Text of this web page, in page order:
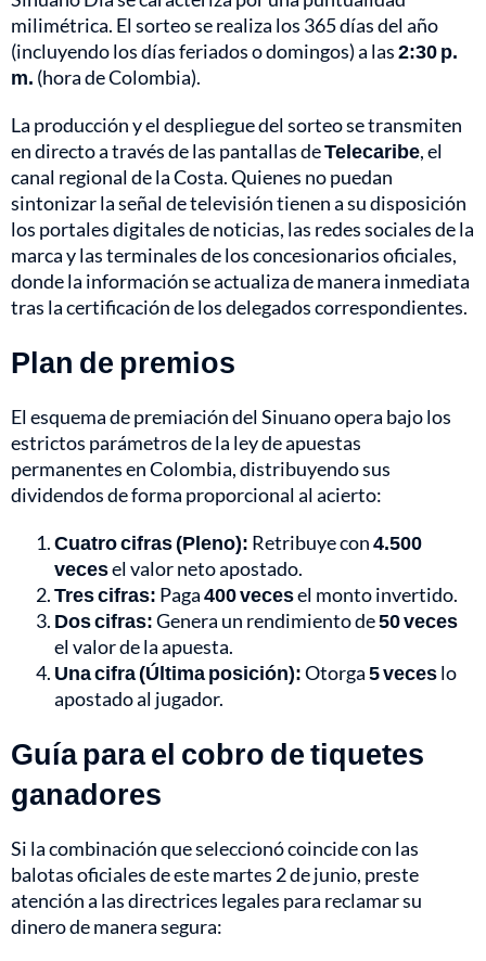
milimétrica. El sorteo se realiza los 365 días del año
(incluyendo los días feriados o domingos) a las2:30 p.
m. (hora de Colombia).
La producción y el despliegue del sorteo se transmiten
en directo a través de las pantallas deTelecaribe, el
canal regional de la Costa. Quienes no puedan
sintonizar la señal de televisión tienen a su disposición
los portales digitales de noticias, las redes sociales de la
marca y las terminales de los concesionarios oficiales,
donde la información se actualiza de manera inmediata
tras la certificación de los delegados correspondientes.
Plan de premios
El esquema de premiación del Sinuano opera bajo los
estrictos parámetros de la ley de apuestas
permanentes en Colombia, distribuyendo sus
dividendos de forma proporcional al acierto:
Cuatro cifras (Pleno): Retribuye con4.500
vecesel valor neto apostado.
Tres cifras: Paga400 vecesel monto invertido.
Dos cifras:Genera un rendimiento de50 veces
el valor de la apuesta.
Una cifra (Última posición):Otorga5 veceslo
apostado al jugador.
Guía para el cobro de tiquetes
ganadores
Si la combinación que seleccionó coincide con las
balotas oficiales de este martes 2 de junio, preste
atención a las directrices legales para reclamar su
dinero de manera segura: